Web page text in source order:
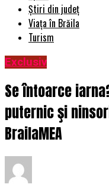
Știri din județ
Viața în Brăila
Turism
Exclusiv
Se întoarce
puternic şi
BrailaMEA